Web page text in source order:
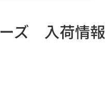
ーズ 入荷情